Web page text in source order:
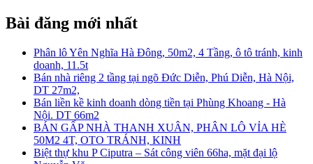
Bài đăng mới nhất
Phân lô Yên Nghĩa Hà Đông, 50m2, 4 Tầng, ô tô tránh, kinh
doanh, 11.5t
Bán nhà riêng 2 tầng tại ngõ Đức Diễn, Phú Diễn, Hà Nội,
DT 27m2,
Bán liền kề kinh doanh dòng tiền tại Phùng Khoang - Hà
Nội. DT 66m2
BÁN GẤP NHÀ THANH XUÂN, PHÂN LÔ VỈA HÈ
50M2 4T, OTO TRÁNH, KINH
Biệt thự khu P Ciputra – Sát công viên 66ha, mặt đại lộ